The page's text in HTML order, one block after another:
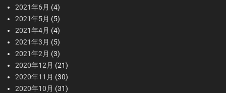
2021年6月 (4)
2021年5月 (5)
2021年4月 (4)
2021年3月 (5)
2021年2月 (3)
2020年12月 (21)
2020年11月 (30)
2020年10月 (31)